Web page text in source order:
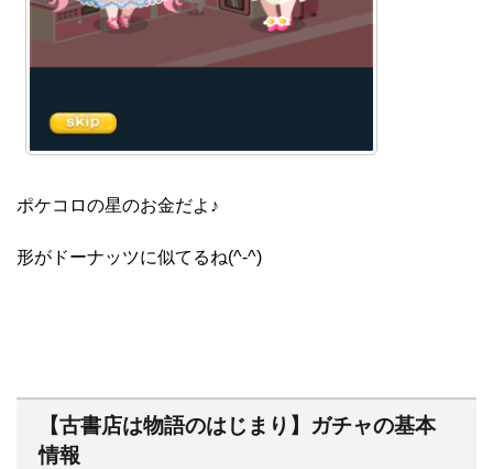
ポケコロの星のお金だよ♪
形がドーナッツに似てるね(^-^)
【古書店は物語のはじまり】ガチャの基本
情報